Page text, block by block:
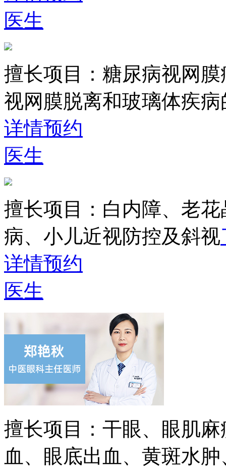
医生
擅长项目： 糖尿病视网
视网膜脱离和玻璃体疾
详情预约
医生
擅长项目： 白内障、老
病、小儿近视防控及斜视
详情预约
医生
擅长项目： 干眼、眼肌
血、眼底出血、黄斑水